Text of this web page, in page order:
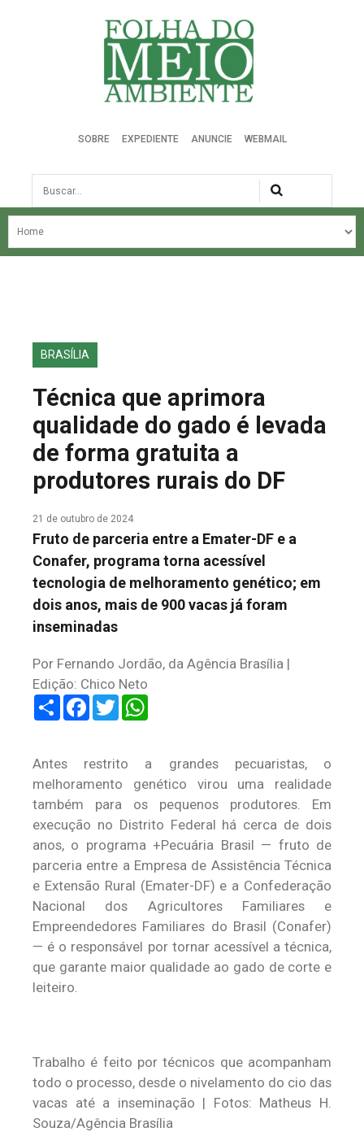
Folha do Meio Ambiente
SOBRE EXPEDIENTE ANUNCIE WEBMAIL
Busca
NOSSA HISTÓRIA
EDIÇÕES ANTERIORES
FALE CONOSCO
BRASÍLIA
Técnica que aprimora
qualidade do gado é levada
de forma gratuita a
produtores rurais do DF
21 de outubro de 2024
Fruto de parceria entre a Emater-DF e a
Conafer, programa torna acessível
tecnologia de melhoramento genético; em
dois anos, mais de 900 vacas já foram
inseminadas
Por Fernando Jordão, da Agência Brasília |
Edição: Chico Neto
ShareFacebook
Twitter
Antes restrito a grandes pecuaristas, o
melhoramento genético virou uma realidade
também para os pequenos produtores. Em
execução no Distrito Federal há cerca de dois
anos, o programa +Pecuária Brasil — fruto de
parceria entre a Empresa de Assistência Técnica
e Extensão Rural (Emater-DF) e a Confederação
Nacional dos Agricultores Familiares e
Empreendedores Familiares do Brasil (Conafer)
— é o responsável por tornar acessível a técnica,
que garante maior qualidade ao gado de corte e
leiteiro.
Trabalho é feito por técnicos que acompanham
todo o processo, desde o nivelamento do cio das
vacas até a inseminação | Fotos: Matheus H.
Souza/Agência Brasília